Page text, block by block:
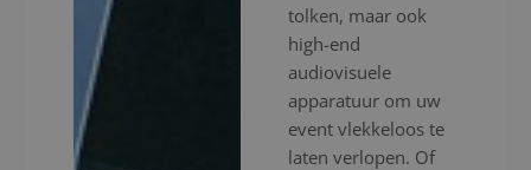
tolken, maar ook
high-end
audiovisuele
apparatuur om uw
event vlekkeloos te
laten verlopen. Of